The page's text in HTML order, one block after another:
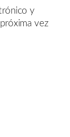
y
vez